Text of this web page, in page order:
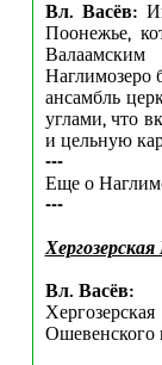
Вл. Васёв:
Поонежье,
Наглимозеро
ансамбль
углами, что
и цельную
---
Еще о
---
Вл. Васёв:
Ошевенского